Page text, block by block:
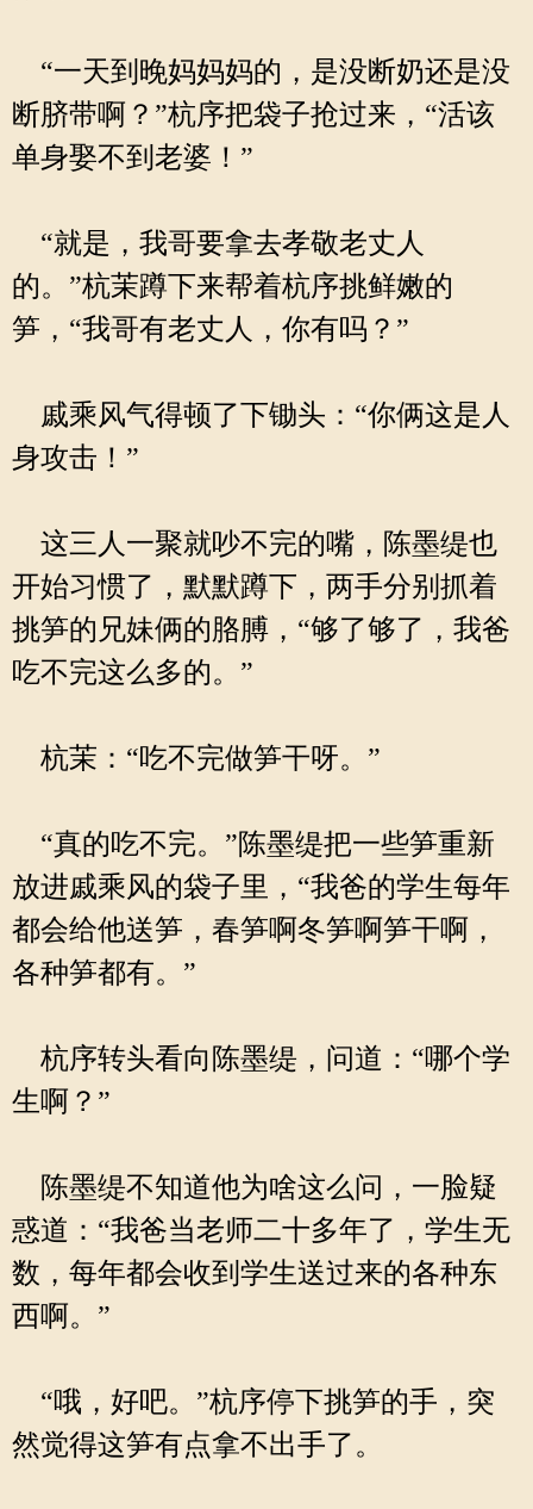
“一天到晚妈妈妈的，是没断奶还是没
断脐带啊？”杭序把袋子抢过来，“活该
单身娶不到老婆！”
“就是，我哥要拿去孝敬老丈人
的。”杭茉蹲下来帮着杭序挑鲜嫩的
笋，“我哥有老丈人，你有吗？”
戚乘风气得顿了下锄头：“你俩这是人
身攻击！”
这三人一聚就吵不完的嘴，陈墨缇也
开始习惯了，默默蹲下，两手分别抓着
挑笋的兄妹俩的胳膊，“够了够了，我爸
吃不完这么多的。”
杭茉：“吃不完做笋干呀。”
“真的吃不完。”陈墨缇把一些笋重新
放进戚乘风的袋子里，“我爸的学生每年
都会给他送笋，春笋啊冬笋啊笋干啊，
各种笋都有。”
杭序转头看向陈墨缇，问道：“哪个学
生啊？”
陈墨缇不知道他为啥这么问，一脸疑
惑道：“我爸当老师二十多年了，学生无
数，每年都会收到学生送过来的各种东
西啊。”
“哦，好吧。”杭序停下挑笋的手，突
然觉得这笋有点拿不出手了。